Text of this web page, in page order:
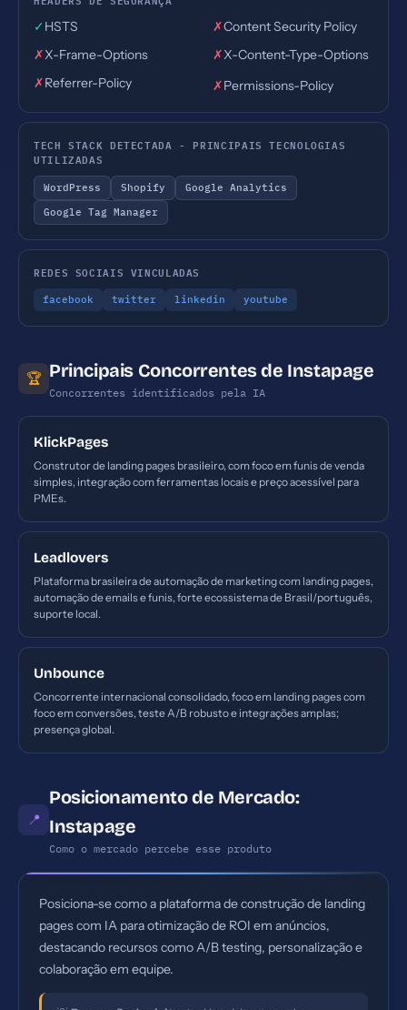
✓ HSTS ✗Content Security Policy
✗X-Frame-Options ✗X-Content-Type-Options
✗Referrer-Policy ✗Permissions-Policy
TECH STACK DETECTADA - PRINCIPAIS TECNOLOGIAS
UTILIZADAS
WordPress Shopify
Google Analytics
Google Tag Manager
REDES SOCIAIS VINCULADAS
facebook twitter linkedin youtube
🏆 Principais Concorrentes de Instapage
Concorrentes identificados pela IA
KlickPages
Construtor de landing pages brasileiro, com foco em funis de venda
simples, integração com ferramentas locais e preço acessível para
PMEs.
Leadlovers
Plataforma brasileira de automação de marketing com landing pages,
automação de emails e funis, forte ecossistema de Brasil/português,
suporte local.
Unbounce
Concorrente internacional consolidado, foco em landing pages com
foco em conversões, teste A/B robusto e integrações amplas;
presença global.
📍
Posicionamento de Mercado:
Instapage
Como o mercado percebe esse produto
Posiciona-se como a plataforma de construção de landing
pages com IA para otimização de ROI em anúncios,
destacando recursos como A/B testing, personalização e
colaboração em equipe.